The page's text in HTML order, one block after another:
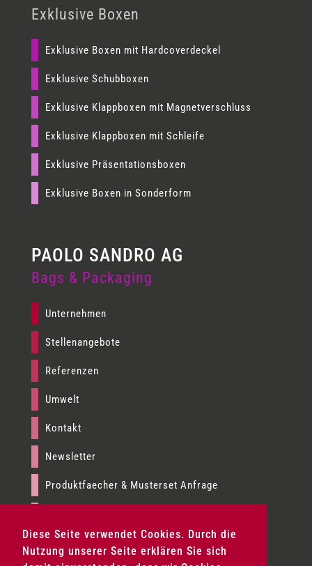
Diese Seite verwendet Cookies. Durch die
Nutzung unserer Seite erklären Sie sich
Exklusive Boxen
Exklusive Boxen mit Hardcoverdeckel
Exklusive Schubboxen
Exklusive Klappboxen mit Magnetverschluss
Exklusive Klappboxen mit Schleife
Exklusive Präsentationsboxen
Exklusive Boxen in Sonderform
Bags & Packaging
Unternehmen
Stellenangebote
Referenzen
Umwelt
Kontakt
Newsletter
Produktfaecher & Musterset Anfrage